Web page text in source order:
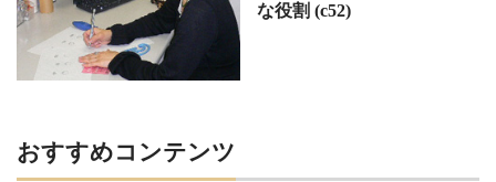
な役割 (c52)
おすすめコンテンツ